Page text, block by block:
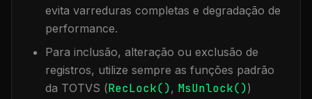
evita varreduras completas e degradação de
performance.
Para inclusão, alteração ou exclusão de
registros, utilize sempre as funções padrão
da TOTVS (RecLock(), MsUnlock())